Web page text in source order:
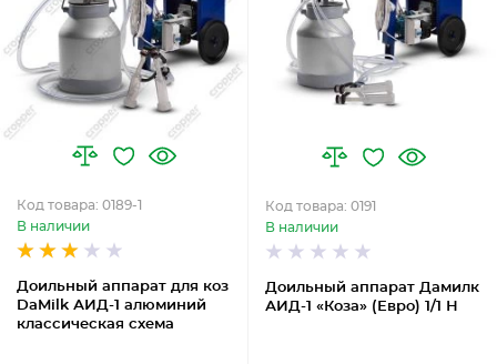
Доильный аппарат для коз
DaMilk АИД-1 алюминий
классическая схема
Код товара: 0189-1
В наличии
Доильный аппарат Дамилк
АИД-1 «Коза» (Евро) 1/1 Н
Код товара: 0191
В наличии